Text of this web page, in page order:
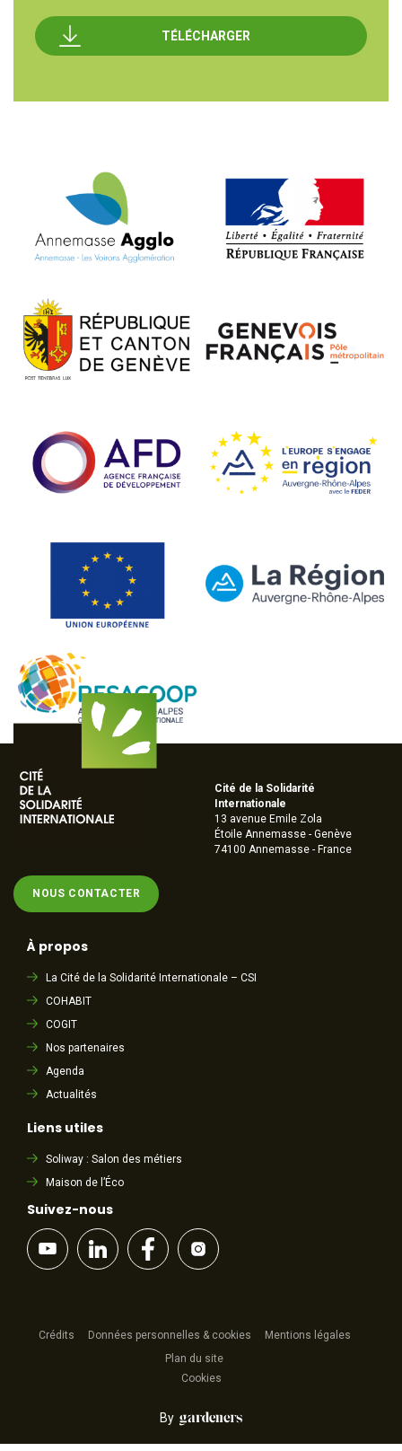
TÉLÉCHARGER
NOUS CONTACTER
Cité de la Solidarité
Internationale
13 avenue Emile Zola
Étoile Annemasse - Genève
74100 Annemasse - France
À propos
La Cité de la Solidarité Internationale – CSI
COHABIT
COGIT
Nos partenaires
Agenda
Actualités
Liens utiles
Soliway : Salon des métiers
Maison de l’Éco
Suivez-nous
Crédits Données personnelles & cookies
Mentions légales
Plan du site
Cookies
By